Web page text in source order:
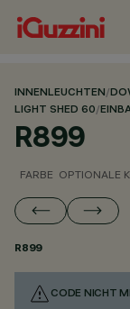
INNENLEUCHTEN/
LIGHT SHED 60/
R899
FARBE OPTIONALE
R899
CODE NICHT